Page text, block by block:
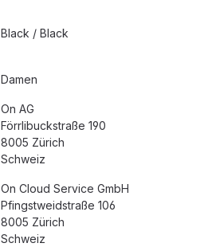
Black / Black
Damen
On AG
Förrlibuckstraße 190
8005 Zürich
Schweiz
On Cloud Service GmbH
Pfingstweidstraße 106
8005 Zürich
Schweiz